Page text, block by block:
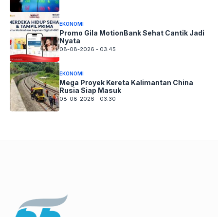
EKONOMI
Promo Gila MotionBank Sehat Cantik Jadi
Nyata
08-08-2026 - 03.45
EKONOMI
Mega Proyek Kereta Kalimantan China
Rusia Siap Masuk
08-08-2026 - 03.30